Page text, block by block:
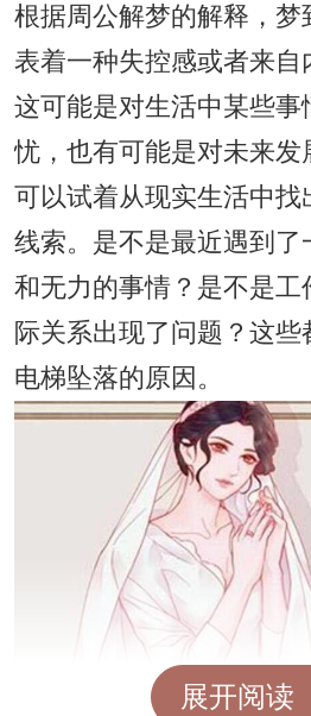
根据周公解梦的解释，
表着一种失控感或者来自
这可能是对生活中某些事
忧，也有可能是对未来发
可以试着从现实生活中找
线索。是不是最近遇到了
和无力的事情？是不是工
际关系出现了问题？这些
电梯坠落的原因。
展开阅读